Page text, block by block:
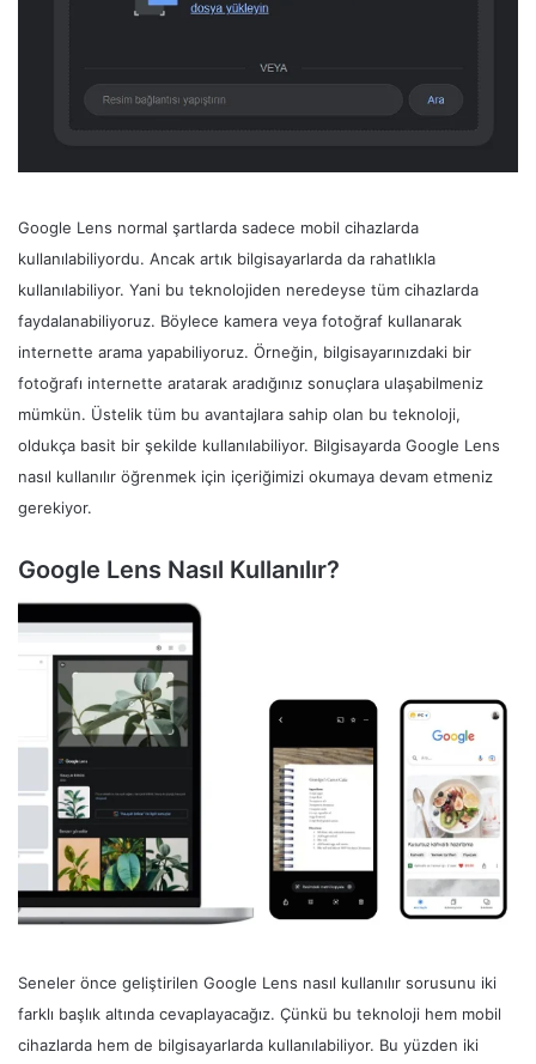
Google Lens normal şartlarda sadece mobil cihazlarda
kullanılabiliyordu. Ancak artık bilgisayarlarda da rahatlıkla
kullanılabiliyor. Yani bu teknolojiden neredeyse tüm cihazlarda
faydalanabiliyoruz. Böylece kamera veya fotoğraf kullanarak
internette arama yapabiliyoruz. Örneğin, bilgisayarınızdaki bir
fotoğrafı internette aratarak aradığınız sonuçlara ulaşabilmeniz
mümkün. Üstelik tüm bu avantajlara sahip olan bu teknoloji,
oldukça basit bir şekilde kullanılabiliyor. Bilgisayarda Google Lens
nasıl kullanılır öğrenmek için içeriğimizi okumaya devam etmeniz
gerekiyor.
Google Lens Nasıl Kullanılır?
Seneler önce geliştirilen Google Lens nasıl kullanılır sorusunu iki
farklı başlık altında cevaplayacağız. Çünkü bu teknoloji hem mobil
cihazlarda hem de bilgisayarlarda kullanılabiliyor. Bu yüzden iki